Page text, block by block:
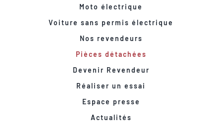
Moto électrique
Voiture sans permis électrique
Nos revendeurs
Pièces détachées
Devenir Revendeur
Réaliser un essai
Espace presse
Actualités